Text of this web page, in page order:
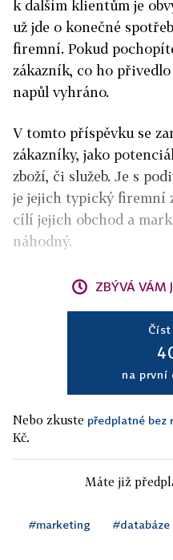
k dalším klientům je
už jde o konečné
firemní. Pokud
zákazník, co ho
napůl vyhráno.
V tomto příspěvku se
zákazníky, jako
zboží, či služeb. Je s
je jejich typický firemní
cílí jejich obchod a
náhodný.
ZBÝVÁ VÁM
na první
Nebo zkuste předplatné bez
Kč.
Máte již
#marketing #databáze